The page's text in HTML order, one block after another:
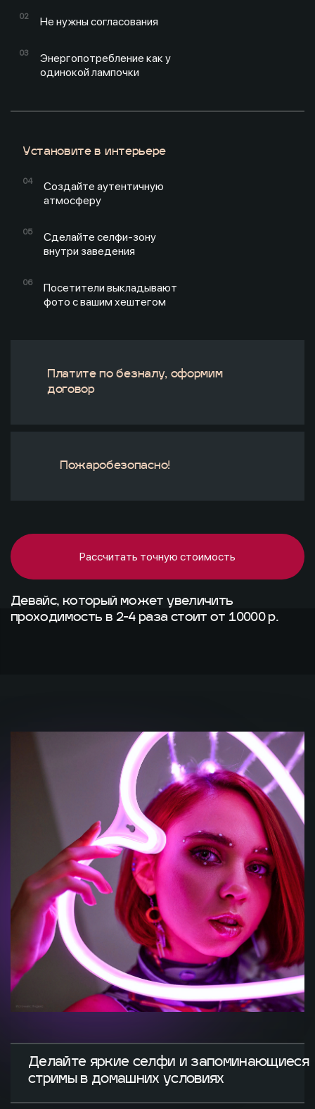
Не нужны согласования
Энергопотребление как у
одинокой лампочки
Установите в интерьере
Создайте аутентичную
атмосферу
Сделайте селфи-зону
внутри заведения
Посетители выкладывают
фото с вашим хештегом
Платите по безналу, оформим
договор
Пожаробезопасно!
Рассчитать точную стоимость
Девайс, который может увеличить
проходимость в 2-4 раза стоит от 10000 р.
Делайте яркие селфи и запоминающиеся
стримы в домашних условиях